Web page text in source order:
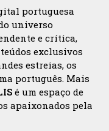
portuguesa
universo
e crítica,
exclusivos
estreias, os
português. Mais
é um espaço de
apaixonados pela